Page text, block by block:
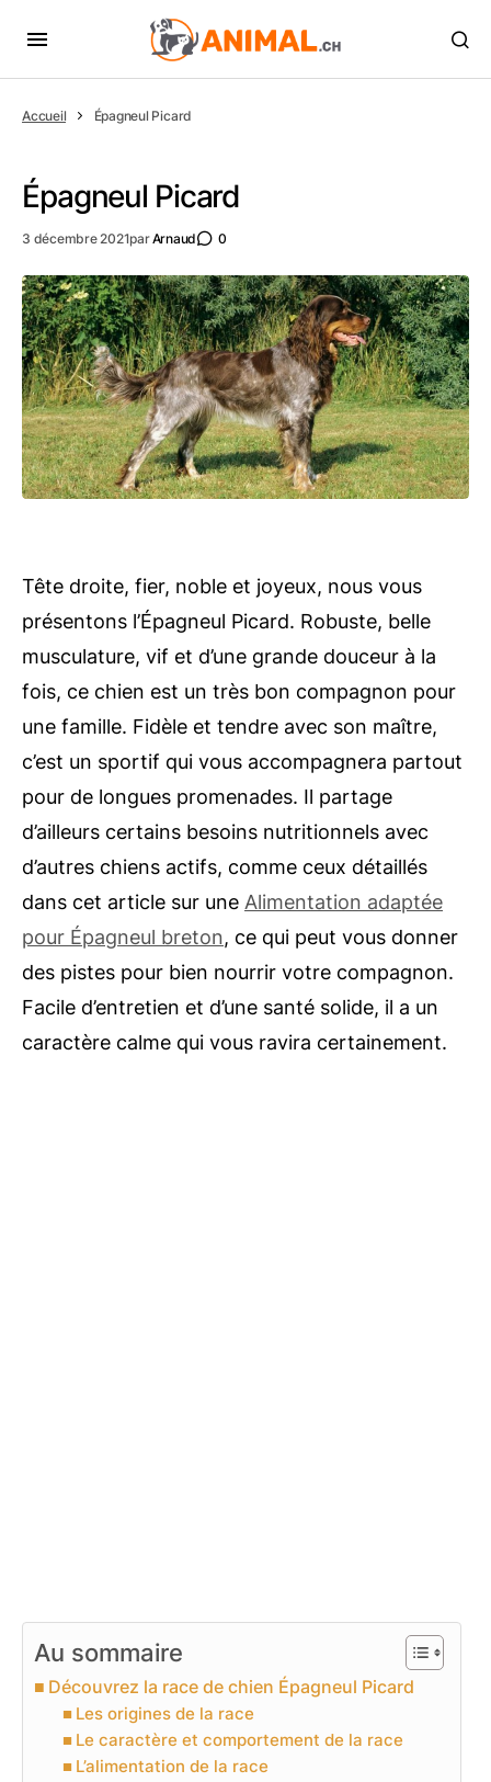
Accueil Épagneul Picard
Épagneul Picard
3 décembre 2021parArnaud 0
Tête droite, fier, noble et joyeux, nous vous
présentons l’Épagneul Picard. Robuste, belle
musculature, vif et d’une grande douceur à la
fois, ce chien est un très bon compagnon pour
une famille. Fidèle et tendre avec son maître,
c’est un sportif qui vous accompagnera partout
pour de longues promenades. Il partage
d’ailleurs certains besoins nutritionnels avec
d’autres chiens actifs, comme ceux détaillés
dans cet article sur une Alimentation adaptée
pour Épagneul breton, ce qui peut vous donner
des pistes pour bien nourrir votre compagnon.
Facile d’entretien et d’une santé solide, il a un
caractère calme qui vous ravira certainement.
Au sommaire
Découvrez la race de chien Épagneul Picard
Les origines de la race
Le caractère et comportement de la race
L’alimentation de la race